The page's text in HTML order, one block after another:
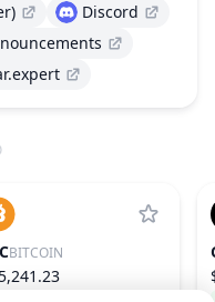
Discord
BITCOIN